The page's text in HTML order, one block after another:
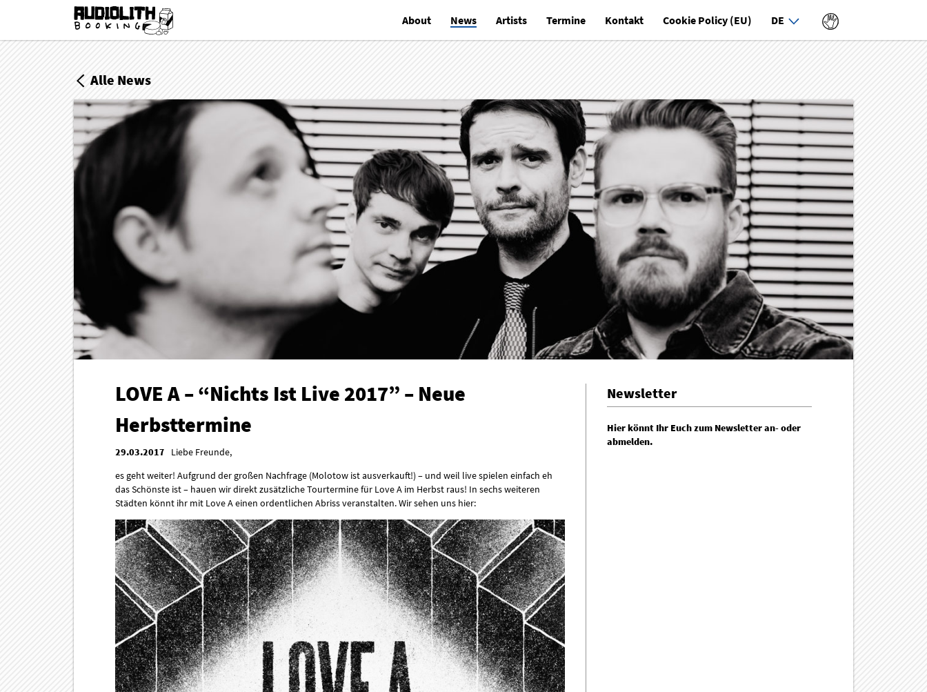
About News Artists Termine Kontakt Cookie Policy (EU) DE
Alle News
LOVE A – “Nichts Ist Live 2017” – Neue
Herbsttermine
29.03.2017
Liebe Freunde,
es geht weiter! Aufgrund der großen Nachfrage (Molotow ist ausverkauft!) – und weil live spielen einfach eh
das Schönste ist – hauen wir direkt zusätzliche Tourtermine für Love A im Herbst raus! In sechs weiteren
Städten könnt ihr mit Love A einen ordentlichen Abriss veranstalten. Wir sehen uns hier:
Newsletter
Hier könnt Ihr Euch zum Newsletter an- oder
abmelden.